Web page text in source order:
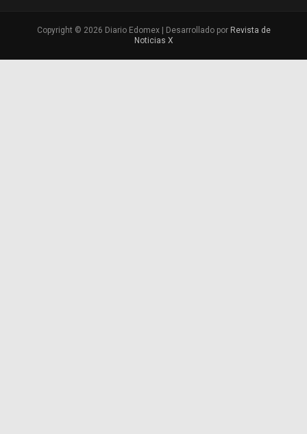
Copyright © 2026 Diario Edomex | Desarrollado por Revista de
Noticias X